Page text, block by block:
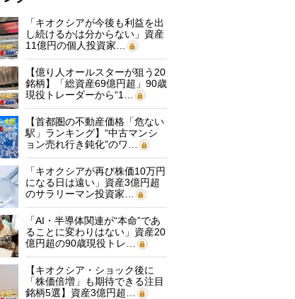
「キオクシアが今後も利益を出
し続けるかは分からない」資産
11億円の個人投資家…
【億り人オールスターが狙う20
銘柄】「総資産69億円超」90歳
現役トレーダーから“1…
【首都圏の不動産価格「危ない
駅」ランキング】“中古マンシ
ョン売れ行き鈍化”のワ…
「キオクシアが再び株価10万円
になる日は遠い」資産3億円超
のサラリーマン投資家…
「AI・半導体関連が“本命”であ
ることに変わりはない」資産20
億円超の90歳現役トレ…
【キオクシア・ショック後に
「株価倍増」も期待できる注目
銘柄5選】資産3億円超…